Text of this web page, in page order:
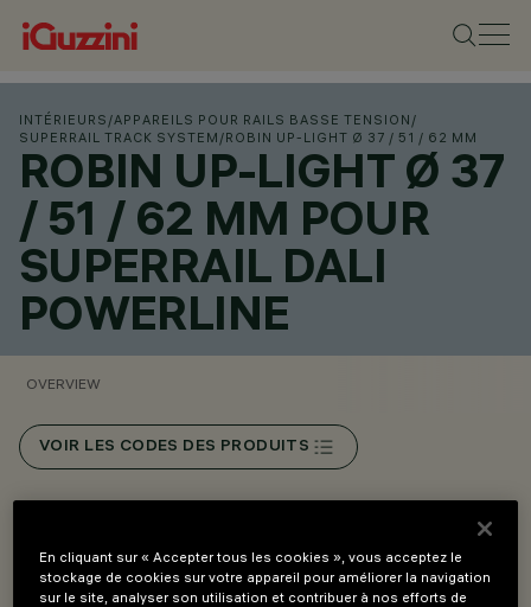
INTÉRIEURS /APPAREILS POUR RAILS BASSE TENSION /
SUPERRAIL TRACK SYSTEM /ROBIN UP-LIGHT Ø 37 / 51 / 62 MM
ROBIN UP-LIGHT Ø 37
/ 51 / 62 MM POUR
SUPERRAIL DALI
POWERLINE
OVERVIEW
VOIR LES CODES DES PRODUITS
Projecteur orientable miniaturisé avec adaptateur
En cliquant sur « Accepter tous les cookies », vous acceptez le
stockage de cookies sur votre appareil pour améliorer la navigation
sur le site, analyser son utilisation et contribuer à nos efforts de